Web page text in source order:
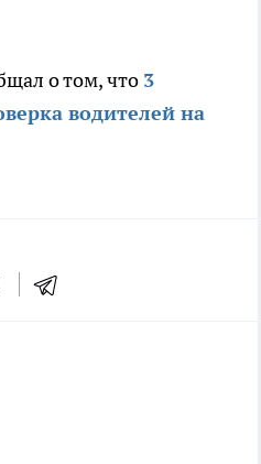
о том, что 3
водителей на